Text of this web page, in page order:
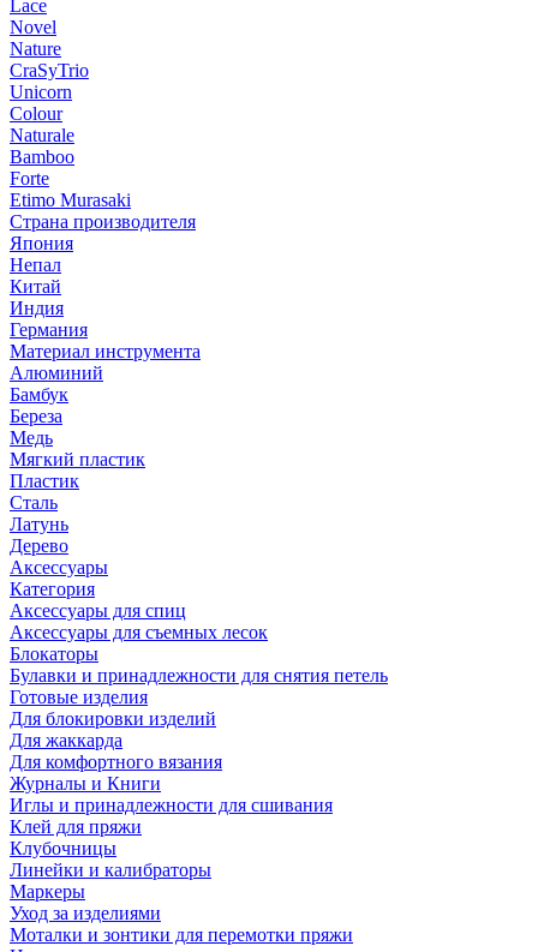
Lace
Novel
Nature
CraSyTrio
Unicorn
Colour
Naturale
Bamboo
Forte
Etimo Murasaki
Страна производителя
Япония
Непал
Китай
Индия
Германия
Материал инструмента
Алюминий
Бамбук
Береза
Медь
Мягкий пластик
Пластик
Сталь
Латунь
Дерево
Аксессуары
Категория
Аксессуары для спиц
Аксессуары для съемных лесок
Блокаторы
Булавки и принадлежности для снятия петель
Готовые изделия
Для блокировки изделий
Для жаккарда
Для комфортного вязания
Журналы и Книги
Иглы и принадлежности для сшивания
Клей для пряжи
Клубочницы
Линейки и калибраторы
Маркеры
Уход за изделиями
Моталки и зонтики для перемотки пряжи